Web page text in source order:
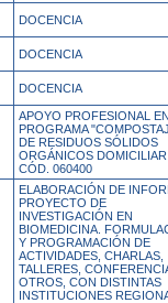
DOCENCIA
DOCENCIA
DOCENCIA
APOYO PROFESIONAL
PROGRAMA
DE RESIDUOS SÓLIDOS
ORGÁNICOS
CÓD. 060400
ELABORACIÓN DE
PROYECTO DE
INVESTIGACIÓN EN
BIOMEDICINA.
Y PROGRAMACIÓN DE
ACTIVIDADES, CHARLAS,
TALLERES,
OTROS, CON DISTINTAS
INSTITUCIONES